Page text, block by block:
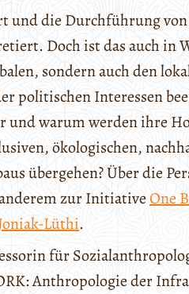
und die Durchführung
Doch ist das auch in
sondern auch den
politischen Interessen
und warum werden ihre
ökologischen,
übergehen? Über die
zur InitiativeOne
Lüthi.
für
Anthropologie der